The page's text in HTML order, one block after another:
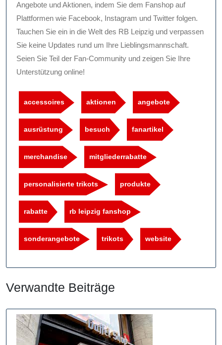
Angebote und Aktionen, indem Sie dem Fanshop auf
Plattformen wie Facebook, Instagram und Twitter folgen.
Tauchen Sie ein in die Welt des RB Leipzig und verpassen
Sie keine Updates rund um Ihre Lieblingsmannschaft.
Seien Sie Teil der Fan-Community und zeigen Sie Ihre
Unterstützung online!
accessoires aktionen angebote
ausrüstung besuch fanartikel
merchandise mitgliederrabatte
personalisierte trikots produkte
rabatte rb leipzig fanshop
sonderangebote trikots website
Verwandte Beiträge